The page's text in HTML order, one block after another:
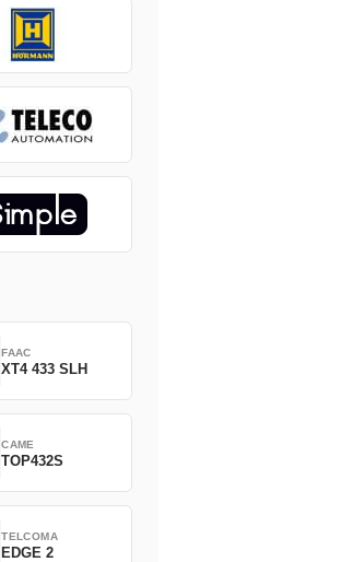
FAAC
XT4 433 SLH
CAME
TOP432S
TELCOMA
EDGE 2